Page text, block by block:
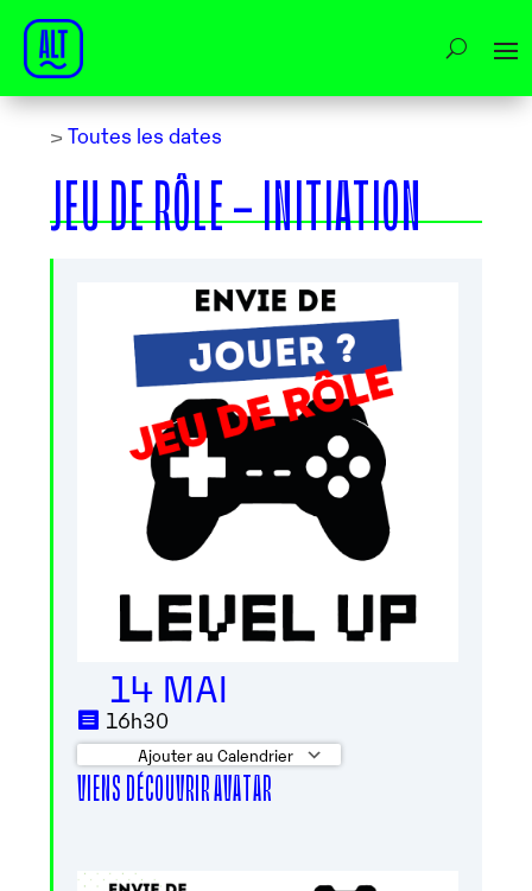
> Toutes les dates
JEU DE RÔLE – INITIATION
14 MAI
16h30
Ajouter au Calendrier
Télécharger ICS
VIENS DÉCOUVRIR AVATAR